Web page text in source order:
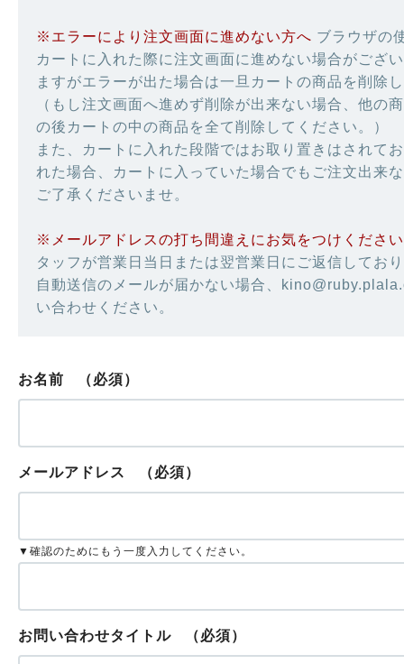
※エラーにより注文画面に進めない方へ ブラウザの
カートに入れた際に注文画面に進めない場合がござ
ますがエラーが出た場合は一旦カートの商品を削除
（もし注文画面へ進めず削除が出来ない場合、他の
の後カートの中の商品を全て削除してください。）
また、カートに入れた段階ではお取り置きはされて
れた場合、カートに入っていた場合でもご注文出来
ご了承くださいませ。
※メールアドレスの打ち間違えにお気をつけくださ
タッフが営業日当日または翌営業日にご返信してお
自動送信のメールが届かない場合、
い合わせください。
お名前 （必須）
メールアドレス （必須）
▼確認のためにもう一度入力してください。
お問い合わせタイトル （必須）